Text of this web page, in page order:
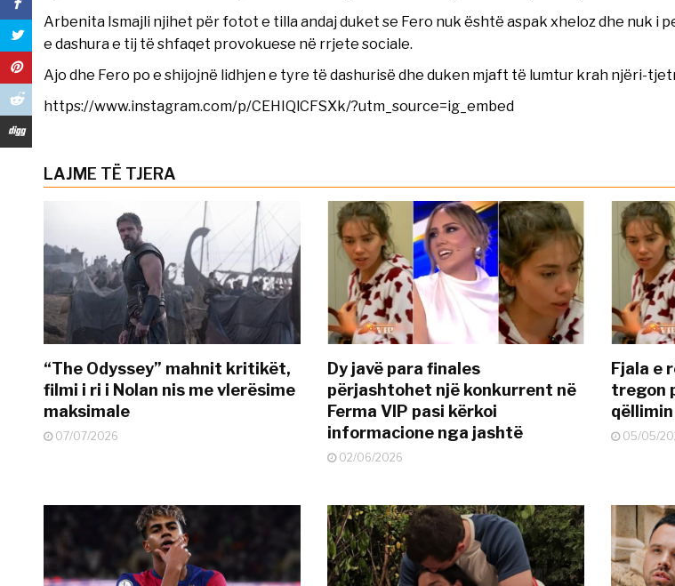
Arbenita Ismajli njihet për fotot e tilla andaj duket se Fero nuk është aspak xheloz dhe nuk i
e dashura e tij të shfaqet provokuese në rrjete sociale.
Ajo dhe Fero po e shijojnë lidhjen e tyre të dashurisë dhe duken mjaft të lumtur krah njëri-
https://www.instagram.com/p/CEHIQlCFSXk/?utm_source=ig_embed
LAJME TË TJERA
“The Odyssey” mahnit kritikët,
filmi i ri i Nolan nis me vlerësime
maksimale
07/07/2026
Dy javë para finales
përjashtohet një konkurrent në
Ferma VIP pasi kërkoi
informacione nga jashtë
02/06/2026
Fjala e
tregon
qëllimin
05/05/